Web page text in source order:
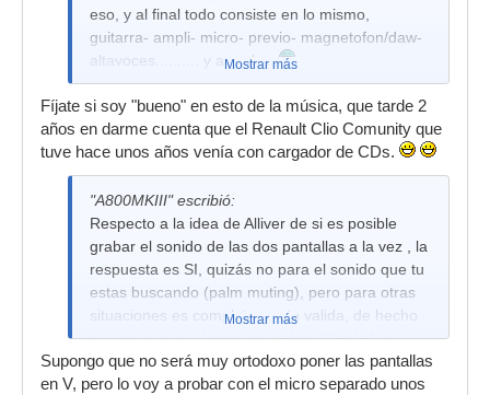
eso, y al final todo consiste en lo mismo,
guitarra- ampli- micro- previo- magnetofon/daw-
altavoces.......... y a grabar
Mostrar más
Fíjate si soy "bueno" en esto de la música, que tarde 2
años en darme cuenta que el Renault Clio Comunity que
tuve hace unos años venía con cargador de CDs.
"A800MKIII" escribió:
Respecto a la idea de Alliver de si es posible
grabar el sonido de las dos pantallas a la vez , la
respuesta es SI, quizás no para el sonido que tu
estas buscando (palm muting), pero para otras
situaciones es completamente valida, de hecho
es una técnica clásica de grabar "Stacks" de
guitarra.Lo que se suele hacer en estos casos es
apilar las cajas en vertical y situar el micrófono a
Mostrar más
Supongo que no será muy ortodoxo poner las pantallas
en V, pero lo voy a probar con el micro separado unos